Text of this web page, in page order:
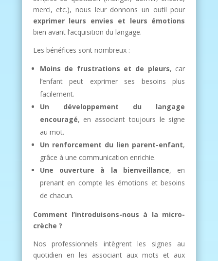
merci, etc.), nous leur donnons un outil pour
exprimer leurs envies et leurs émotions
bien avant l’acquisition du langage.
Les bénéfices sont nombreux :
Moins de frustrations et de pleurs, car
l’enfant peut exprimer ses besoins plus
facilement.
Un développement du langage
encouragé, en associant toujours le signe
au mot.
Un renforcement du lien parent-enfant,
grâce à une communication enrichie.
Une ouverture à la bienveillance, en
prenant en compte les émotions et besoins
de chacun.
Comment l’introduisons-nous à la micro-
crèche ?
Nos professionnels intègrent les signes au
quotidien en les associant aux mots et aux